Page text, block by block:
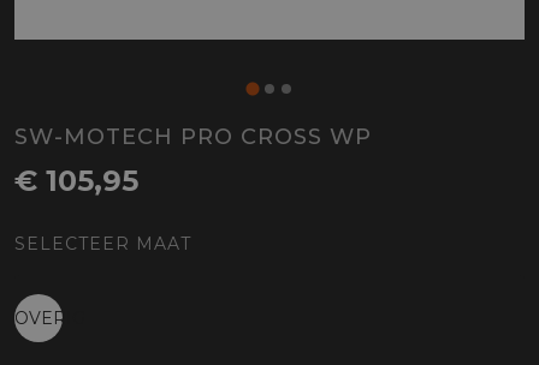
SW-MOTECH PRO CROSS WP
€ 105,95
SELECTEER MAAT
OVERIG